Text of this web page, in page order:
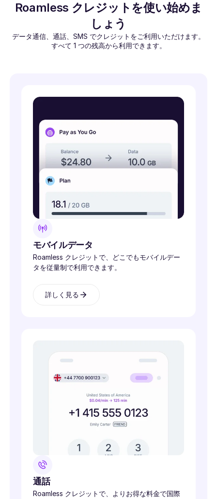
Roamless クレジットを使い始めま
しょう
データ通信、通話、SMS でクレジットをご利用いただけます。
すべて 1 つの残高から利用できます。
モバイルデータ
Roamless クレジットで、どこでもモバイルデー
タを従量制で利用できます。
詳しく見る
通話
Roamless クレジットで、よりお得な料金で国際